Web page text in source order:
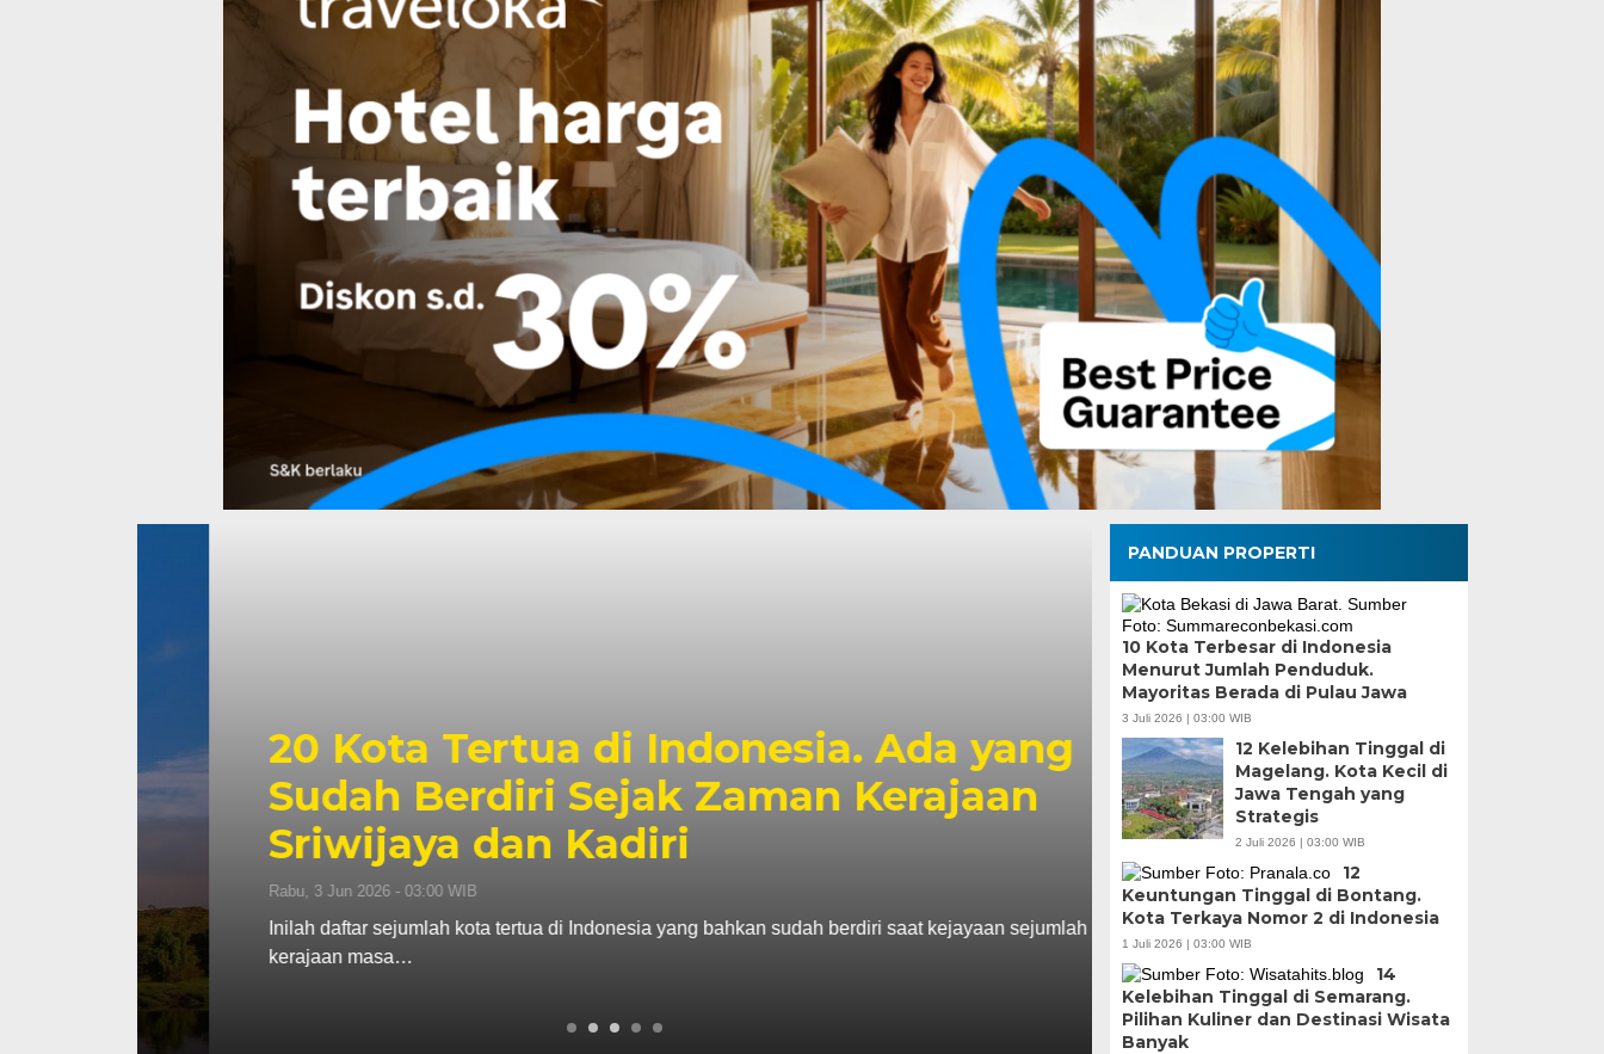
20 Kota Tertua di Indonesia. Ada yang
Sudah Berdiri Sejak Zaman Kerajaan
Sriwijaya dan Kadiri
Rabu, 3 Jun 2026 - 03:00 WIB
Inilah daftar sejumlah kota tertua di Indonesia yang bahkan sudah berdiri saat kejayaan sejumlah
kerajaan masa…
8 Cara Mengusir
Wiri di Sekitar
Kamis, 19 Feb 2026 - 03:00 WIB
Yuk, cari tahu cara mengusir musang yang
pohon,…
PANDUAN PROPERTI
10 Kota Terbesar di Indonesia
Menurut Jumlah Penduduk.
Mayoritas Berada di Pulau Jawa
3 Juli 2026 | 03:00 WIB
12 Kelebihan Tinggal di
Magelang. Kota Kecil di
Jawa Tengah yang
Strategis
2 Juli 2026 | 03:00 WIB
12
Keuntungan Tinggal di Bontang.
Kota Terkaya Nomor 2 di Indonesia
1 Juli 2026 | 03:00 WIB
14
Kelebihan Tinggal di Semarang.
Pilihan Kuliner dan Destinasi Wisata
Banyak